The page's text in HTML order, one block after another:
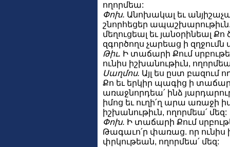
ողորմեա:
Փոխ. Անոխակալ եւ
շնորհեցեր ապաշխարութիւն.
մեղուցեալ եւ յանօրինեալ
զգործողս չարեաց ի
Թիւ. Ի տաճարի Քում
ունիս իշխանութիւն,
Սաղմոս. Այլ ես ըստ բազում
Քո եւ երկիր պագից ի տաճար
առաջնորդեա՛ ինձ
իմոց եւ ուղի՛ղ արա առաջի
իշխանութիւն, ողորմեա՛ մեզ:
Փոխ. Ի տաճարի Քում
Թագաւո՛ր փառաց. որ ունիս
փրկութեան, ողորմեա՛ մեզ: